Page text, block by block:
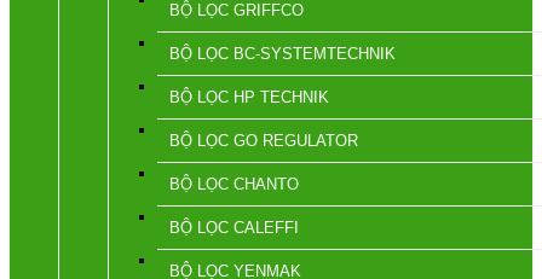
BỘ LỌC GRIFFCO
BỘ LỌC BC-SYSTEMTECHNIK
BỘ LỌC HP TECHNIK
BỘ LỌC GO REGULATOR
BỘ LỌC CHANTO
BỘ LỌC CALEFFI
BỘ LỌC YENMAK